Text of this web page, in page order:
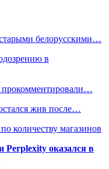
белорусскими…
в
прокомментировали…
жив после…
количеству магазинов
Perplexity оказался в